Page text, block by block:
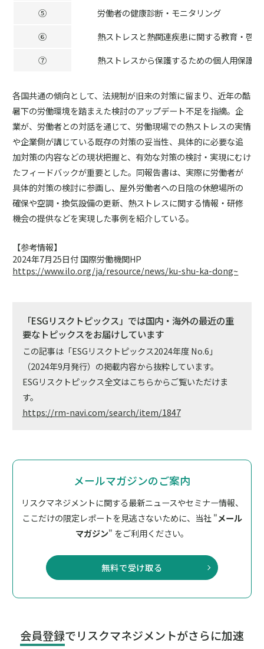
⑤
労働者の健康診断・モニタリング
⑥
熱ストレスと熱関連疾患に関する教育・啓発
⑦
熱ストレスから保護するための個人用保護
各国共通の傾向として、法規制が旧来の対策に留まり、近年の酷
暑下の労働環境を踏まえた検討のアップデート不足を指摘。企
業が、労働者との対話を通じて、労働現場での熱ストレスの実情
や企業側が講じている既存の対策の妥当性、具体的に必要な追
加対策の内容などの現状把握と、有効な対策の検討・実現にむけ
たフィードバックが重要とした。同報告書は、実際に労働者が
具体的対策の検討に参画し、屋外労働者への日陰の休憩場所の
確保や空調・換気設備の更新、熱ストレスに関する情報・研修
機会の提供などを実現した事例を紹介している。
【参考情報】
2024年7月25日付 国際労働機関HP
https://www.ilo.org/ja/resource/news/ku-shu-ka-dong~
「ESGリスクトピックス」では国内・海外の最近の重
要なトピックスをお届けしています
この記事は「ESGリスクトピックス2024年度 No.6」
（2024年9月発行）の掲載内容から抜粋しています。
ESGリスクトピックス全文はこちらからご覧いただけま
す。
https://rm-navi.com/search/item/1847
メールマガジンのご案内
リスクマネジメントに関する最新ニュースやセミナー情報、
ここだけの限定レポートを見逃さないために、 当社 "メール
マガジン" をご利用ください。
無料で受け取る
会員登録でリスクマネジメントがさらに加速